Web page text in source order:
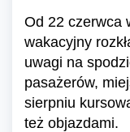
Od 22 czerwca
wakacyjny
uwagi na
pasażerów,
sierpniu
też objazdami.